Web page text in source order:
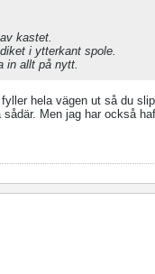
kastet.
i ytterkant spole.
in allt på nytt.
hela vägen ut så du
Men jag har också